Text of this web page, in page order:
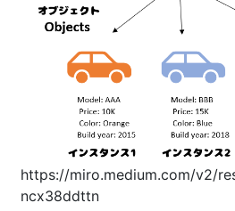
https://miro.medium.com/v2/
ncx38ddttn